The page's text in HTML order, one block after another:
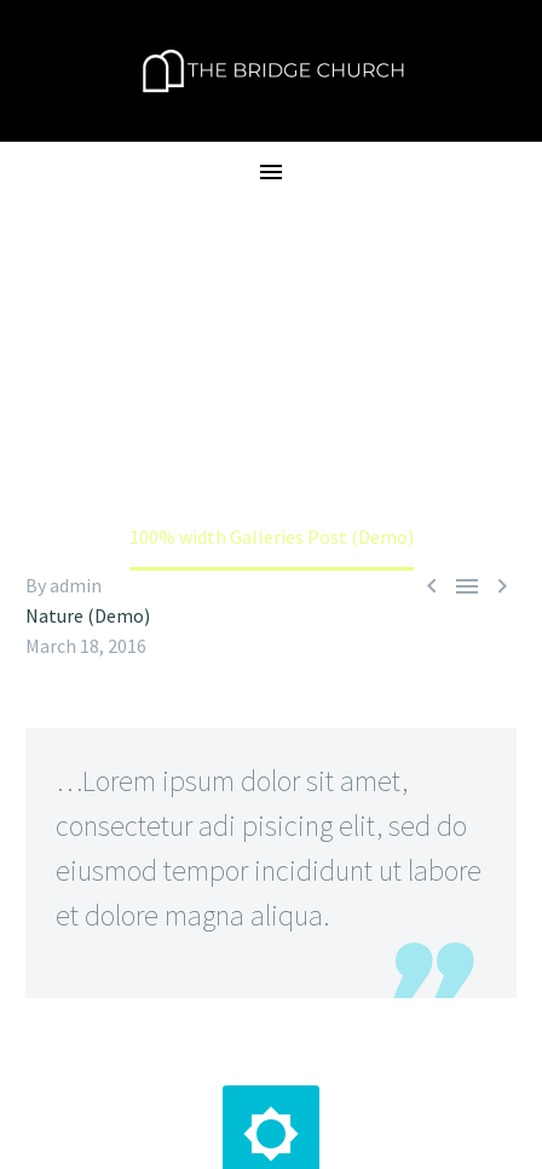
100% width Galleries Post (Demo)
  
By admin
Nature (Demo)
March 18, 2016
…Lorem ipsum dolor sit amet,
consectetur adi pisicing elit, sed do
eiusmod tempor incididunt ut labore
et dolore magna aliqua.

